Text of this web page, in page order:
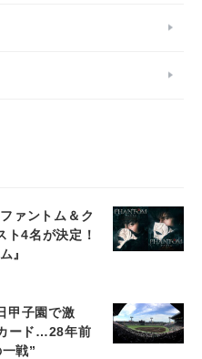
ァントム＆ク
ト4名が決定！
』
甲子園で激
ード…28年前
戦”